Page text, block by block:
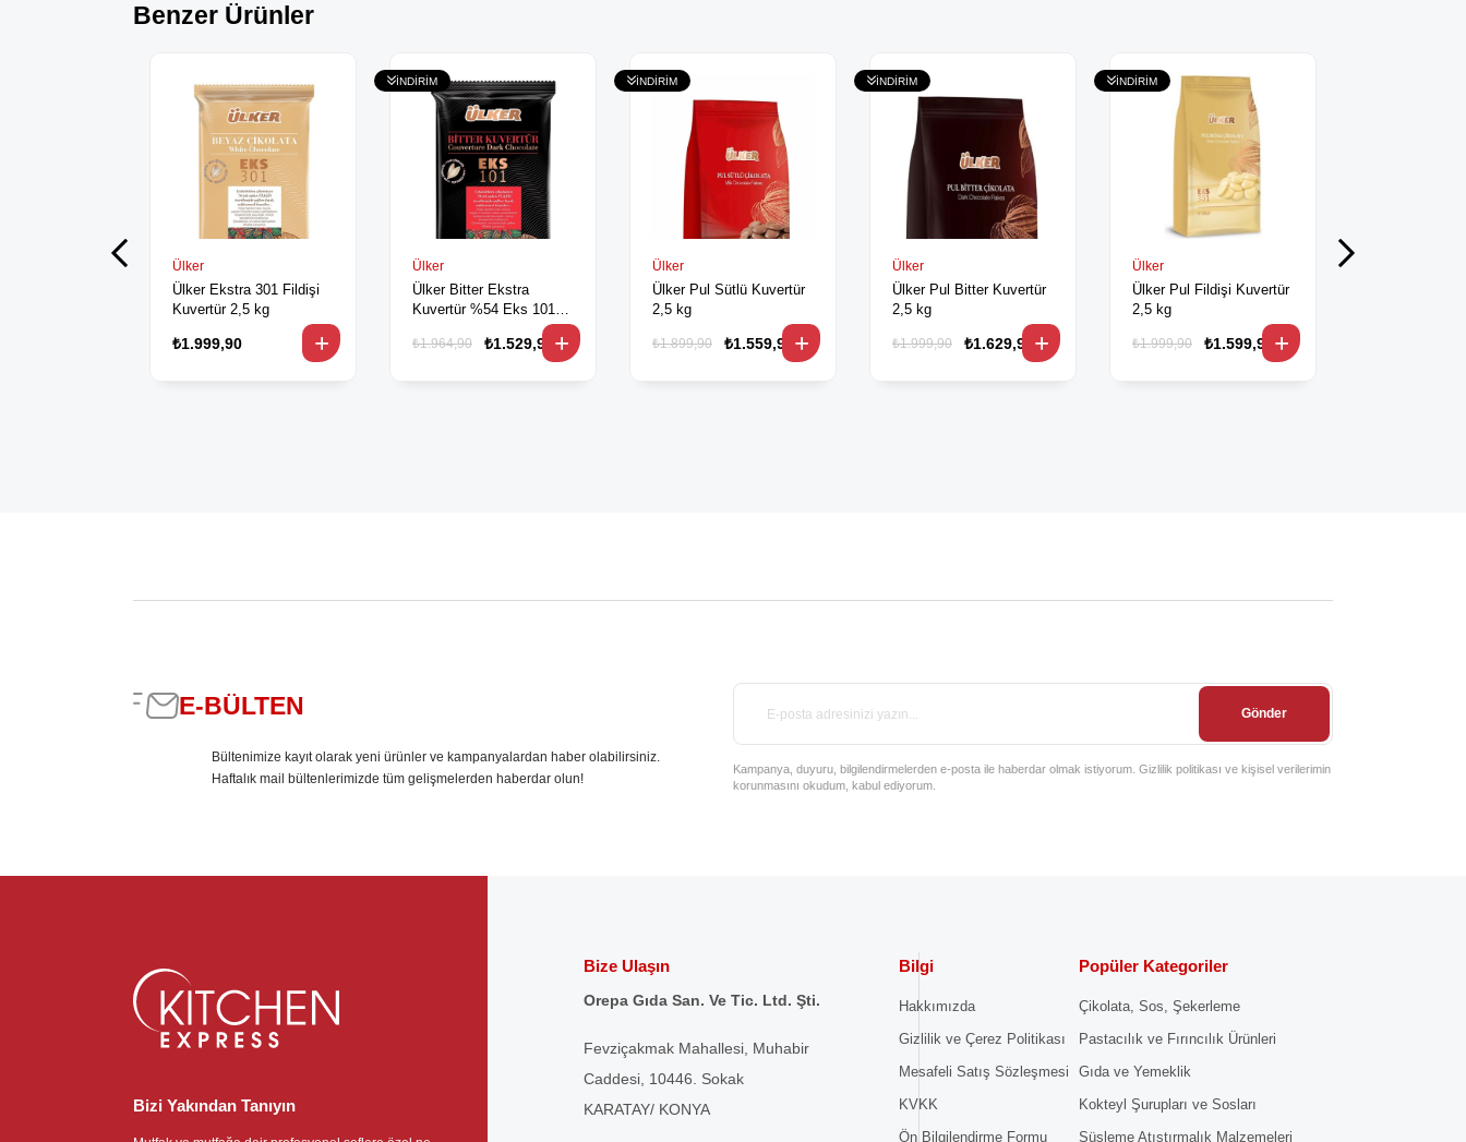
Benzer Ürünler
Ülker
Ülker Ekstra 301 Fildişi
Kuvertür 2,5 kg
₺1.999,90
Ülker
Ülker Bitter Ekstra
Kuvertür %54 Eks 101
₺1.529,90
₺1.964,90
Ülker
Ülker Pul Sütlü Kuvertür
2,5 kg
₺1.559,90
₺1.899,90
Ülker
Ülker Pul Bitter Kuvertür
2,5 kg
₺1.629,90
₺1.999,90
Ülker
Ülker Pul Fildişi Kuvertür
2,5 kg
₺1.599,90
₺1.999,90
E-BÜLTEN
Bültenimize kayıt olarak yeni ürünler ve kampanyalardan haber olabilirsiniz.
Haftalık mail bültenlerimizde tüm gelişmelerden haberdar olun!
Gönder
Kampanya, duyuru, bilgilendirmelerden e-posta ile haberdar olmak istiyorum. Gizlilik politikası ve kişisel verilerimin
korunmasını okudum, kabul ediyorum.
Bizi Yakından Tanıyın
Bize Ulaşın
Orepa Gıda San. Ve Tic. Ltd. Şti.
Fevziçakmak Mahallesi, Muhabir
Caddesi, 10446. Sokak
KARATAY/ KONYA
Bilgi
Hakkımızda
Gizlilik ve Çerez Politikası
Mesafeli Satış Sözleşmesi
KVKK
Ön Bilgilendirme Formu
Popüler Kategoriler
Çikolata, Sos, Şekerleme
Pastacılık ve Fırıncılık Ürünleri
Gıda ve Yemeklik
Kokteyl Şurupları ve Sosları
Süsleme Atıştırmalık Malzemeleri